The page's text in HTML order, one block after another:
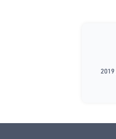
عقد مجلس نواب الشعب اليوم الأربعاء 24 أفريل 2019 جلسة عامة للتصويت على مشروع عدد 2019/26 يتعلق بالموافقة على اتفاقية القرض المبرمة بتاريخ 26 مارس 2019